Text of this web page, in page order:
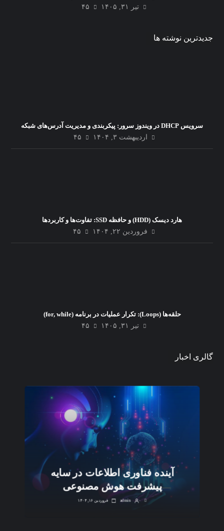
تیر ۳۱, ۱۴۰۵
۴۵
جدیدترین نوشته ها
سرویس DHCP در ویندوز سرور: پیکربندی و مدیریت آدرس‌های شبکه
اردیبهشت ۳, ۱۴۰۴
۴۵
هارد دیسک (HDD) و حافظه SSD: تفاوت‌ها و کاربردها
فروردین ۲۲, ۱۴۰۴
۴۵
حلقه‌ها (Loops): تکرار عملیات در برنامه (for, while)
تیر ۳۱, ۱۴۰۵
۴۵
گالری اخبار
آینده فناوری اطلاعات در سایه
پیشرفت هوش مصنوعی
فروردین ۱۶, ۱۴۰۴ admin ۰